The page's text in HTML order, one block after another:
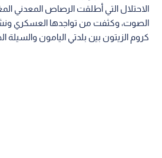
الاحتلال التي أطلقت الرصاص المعدني
الصوت، وكثفت من تواجدها العسكري
كروم الزيتون بين بلدتي اليامون والسيلة